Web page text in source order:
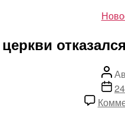
Дата